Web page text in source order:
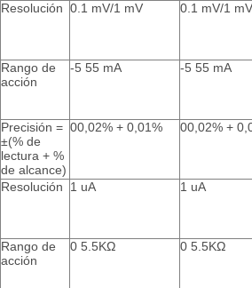
Resolución 0.1 mV/1 mV 0.1 mV/1 mV
Rango de
acción
-5 55 mA -5 55 mA
Precisión =
±(% de
lectura + %
de alcance)
00,02% + 0,01% 00,02% +
Resolución 1 uA 1 uA
Rango de
acción
0 5.5KΩ 0 5.5KΩ